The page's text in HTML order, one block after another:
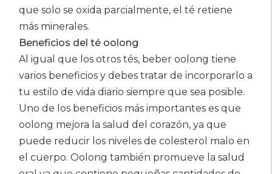
que solo se oxida parcialmente, el té retiene
más minerales.
Beneficios del té oolong
Al igual que los otros tés, beber oolong tiene
varios beneficios y debes tratar de incorporarlo a
tu estilo de vida diario siempre que sea posible.
Uno de los beneficios más importantes es que
oolong mejora la salud del corazón, ya que
puede reducir los niveles de colesterol malo en
el cuerpo. Oolong también promueve la salud